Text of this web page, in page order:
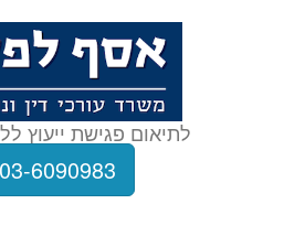
לתיאום פגישת ייעוץ
03-6090983